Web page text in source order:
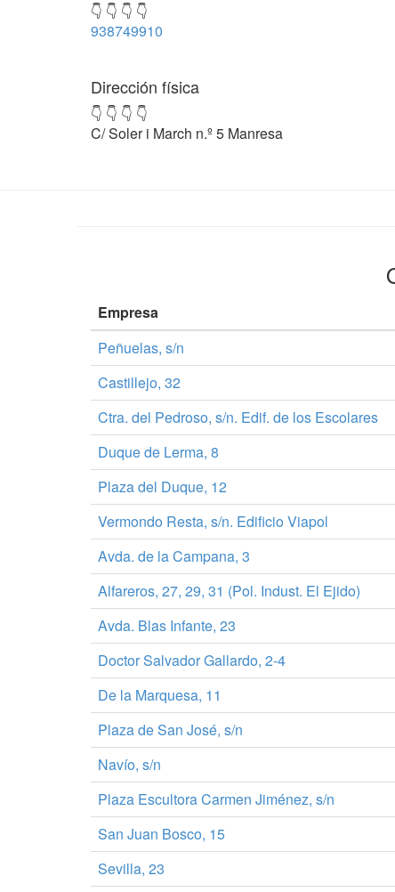
👇 👇 👇 👇
938749910
Dirección física
👇 👇 👇 👇
C/ Soler i March n.º 5 Manresa
Empresa
Peñuelas, s/n
Castillejo, 32
Ctra. del Pedroso, s/n. Edif. de los Escolares
Duque de Lerma, 8
Plaza del Duque, 12
Vermondo Resta, s/n. Edificio Viapol
Avda. de la Campana, 3
Alfareros, 27, 29, 31 (Pol. Indust. El Ejido)
Avda. Blas Infante, 23
Doctor Salvador Gallardo, 2-4
De la Marquesa, 11
Plaza de San José, s/n
Navío, s/n
Plaza Escultora Carmen Jiménez, s/n
San Juan Bosco, 15
Sevilla, 23